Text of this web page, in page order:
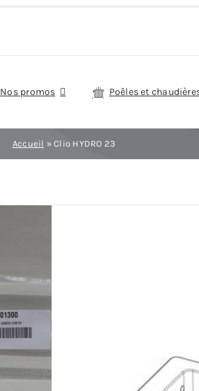
Nos promos Poêles et
Accueil »Clio HYDRO 23